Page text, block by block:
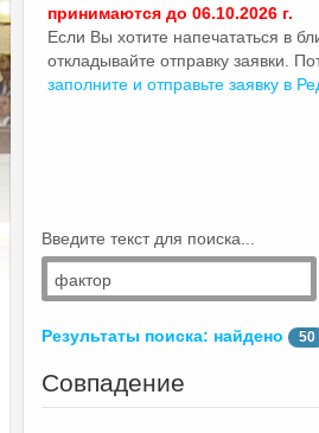
принимаются до 06.10.2026 г.
Если Вы хотите напечататься в
откладывайте отправку заявки.
заполните и отправьте заявку в
Введите текст для поиска...
Результаты поиска: найдено 50
Совпадение